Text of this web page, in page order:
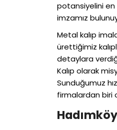
potansiyelini
imzamız
Metal kalıp
ürettiğimiz
detaylara
Kalıp olarak
Sunduğumuz
firmalardan biri